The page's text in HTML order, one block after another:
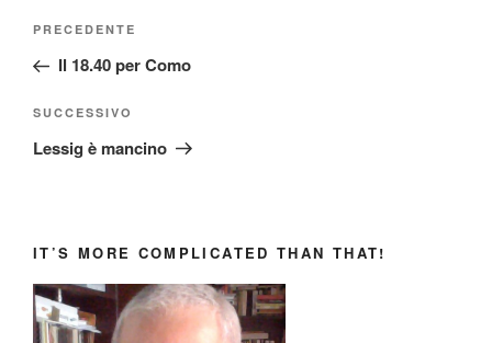
Navigazione
Articolo
precedente:
PRECEDENTE
Il 18.40 per Como
Articolo
successivo
SUCCESSIVO
Lessig è mancino
IT’S MORE COMPLICATED THAN THAT!